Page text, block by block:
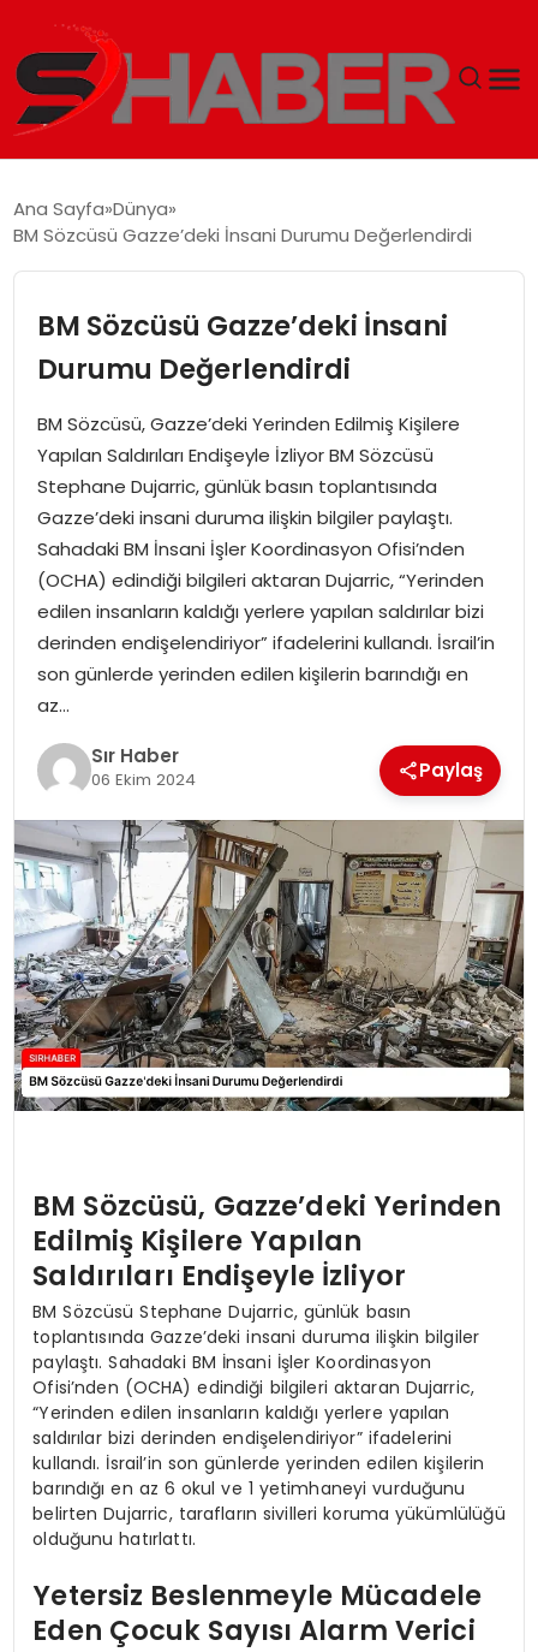
TEKNOLOJI
SPOR
EKONOMI
SIYASET
EĞITIM
YAŞAM
Ana Sayfa Dünya
BM Sözcüsü Gazze’deki İnsani Durumu Değerlendirdi
BM Sözcüsü Gazze’deki İnsani
Durumu Değerlendirdi
BM Sözcüsü, Gazze’deki Yerinden Edilmiş Kişilere
Yapılan Saldırıları Endişeyle İzliyor BM Sözcüsü
Stephane Dujarric, günlük basın toplantısında
Gazze’deki insani duruma ilişkin bilgiler paylaştı.
Sahadaki BM İnsani İşler Koordinasyon Ofisi’nden
(OCHA) edindiği bilgileri aktaran Dujarric, “Yerinden
edilen insanların kaldığı yerlere yapılan saldırılar bizi
derinden endişelendiriyor” ifadelerini kullandı. İsrail’in
son günlerde yerinden edilen kişilerin barındığı en
az…
Sır Haber
06 Ekim 2024 Paylaş
BM Sözcüsü, Gazze’deki Yerinden
Edilmiş Kişilere Yapılan
Saldırıları Endişeyle İzliyor
BM Sözcüsü Stephane Dujarric, günlük basın
toplantısında Gazze’deki insani duruma ilişkin bilgiler
paylaştı. Sahadaki BM İnsani İşler Koordinasyon
Ofisi’nden (OCHA) edindiği bilgileri aktaran Dujarric,
“Yerinden edilen insanların kaldığı yerlere yapılan
saldırılar bizi derinden endişelendiriyor” ifadelerini
kullandı. İsrail’in son günlerde yerinden edilen kişilerin
barındığı en az 6 okul ve 1 yetimhaneyi vurduğunu
belirten Dujarric, tarafların sivilleri koruma yükümlülüğü
olduğunu hatırlattı.
Yetersiz Beslenmeyle Mücadele
Eden Çocuk Sayısı Alarm Verici